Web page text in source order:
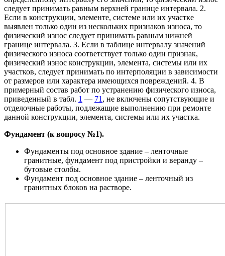
следует принимать равным верхней границе интервала. 2.
Если в конструкции, элементе, системе или их участке
выявлен только один из нескольких признаков износа, то
физический износ следует принимать равным нижней
границе интервала. 3. Если в таблице интервалу значений
физического износа соответствует только один признак,
физический износ конструкции, элемента, системы или их
участков, следует принимать по интерполяции в зависимости
от размеров или характера имеющихся повреждений. 4. В
примерный состав работ по устранению физического износа,
приведенный в табл. 1 — 71 , не включены сопутствующие и
отделочные работы, подлежащие выполнению при ремонте
данной конструкции, элемента, системы или их участка.
Фундамент (к вопросу №1).
Фундаменты под основное здание – ленточные
гранитные, фундамент под пристройки и веранду –
бутовые столбы.
Фундамент под основное здание – ленточный из
гранитных блоков на растворе.